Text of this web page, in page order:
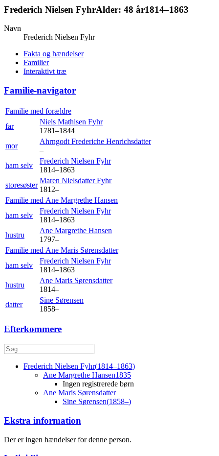
Frederich Nielsen FyhrAlder: 48 år1814–1863
Navn
Frederich Nielsen Fyhr
Fakta og hændelser
Familier
Interaktivt træ
Familie-navigator
Familie med forældre
far
Niels Mathisen Fyhr
1781–1844
mor
Ahrngodt Frederiche Henrichsdatter
–
ham selv
Frederich Nielsen Fyhr
1814–1863
storesøster
Maren NielsdatterFyhr
1812–
Familie med Ane Margrethe Hansen
ham selv
Frederich Nielsen Fyhr
1814–1863
hustru
Ane Margrethe Hansen
1797–
Familie med Ane Maris Sørensdatter
ham selv
Frederich Nielsen Fyhr
1814–1863
hustru
Ane Maris Sørensdatter
1814–
datter
Sine Sørensen
1858–
Efterkommere
Frederich Nielsen Fyhr(1814–1863)
Ane Margrethe Hansen1835
Ingen registrerede børn
Ane Maris Sørensdatter
Sine Sørensen(1858–)
Ekstra information
Der er ingen hændelser for denne person.